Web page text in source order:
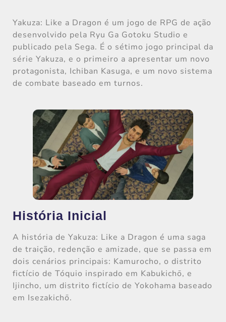
Yakuza: Like a Dragon é um jogo de RPG de ação
desenvolvido pela Ryu Ga Gotoku Studio e
publicado pela Sega. É o sétimo jogo principal da
série Yakuza, e o primeiro a apresentar um novo
protagonista, Ichiban Kasuga, e um novo sistema
de combate baseado em turnos.
História Inicial
A história de Yakuza: Like a Dragon é uma saga
de traição, redenção e amizade, que se passa em
dois cenários principais: Kamurocho, o distrito
fictício de Tóquio inspirado em Kabukichō, e
Ijincho, um distrito fictício de Yokohama baseado
em Isezakichō.